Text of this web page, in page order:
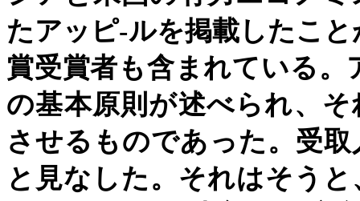
たアッピ-ルを掲載したこ
賞受賞者も含まれている。
の基本原則が述べられ、
させるものであった。受
と見なした。それはそう